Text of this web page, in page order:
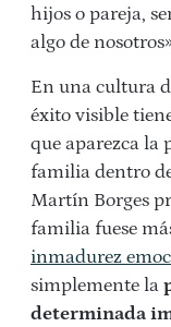
hijos o pareja,
algo de
En una cultura
éxito visible
que aparezca la
familia dentro
Martín Borges
familia fuese
inmadurez
simplemente la
determinada